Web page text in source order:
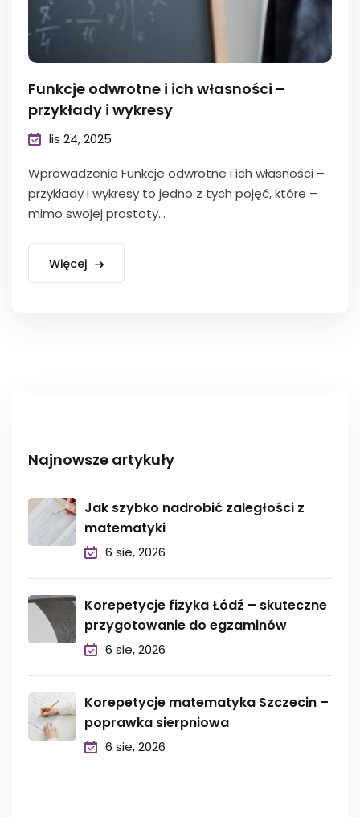
Funkcje odwrotne i ich własności –
przykłady i wykresy
lis 24, 2025
Wprowadzenie Funkcje odwrotne i ich własności –
przykłady i wykresy to jedno z tych pojęć, które –
mimo swojej prostoty...
Więcej
Najnowsze artykuły
Jak szybko nadrobić zaległości z
matematyki
6 sie, 2026
Korepetycje fizyka Łódź – skuteczne
przygotowanie do egzaminów
6 sie, 2026
Korepetycje matematyka Szczecin –
poprawka sierpniowa
6 sie, 2026